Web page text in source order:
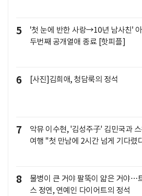
5
'첫 눈에 반한 사랑→10년 남사친'
두번째 공개열애 종료 [핫피플]
6 [사진]김희애, 청담룩의 정석
7
악뮤 이수현, '김성주子' 김민국과
여행 "첫 만남에 2시간 넘게 기다렸
8
물병이 큰 거야 팔뚝이 얇은 거야…
스 정연, 연예인 다이어트의 정석